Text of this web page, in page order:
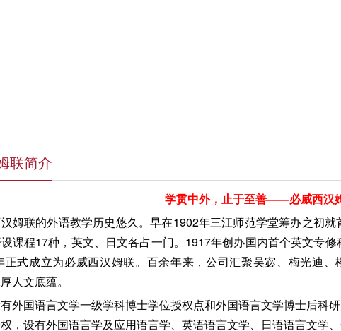
联简介
学贯中外，止于至善——必威西汉
姆联的外语教学历史悠久。早在1902年三江师范学堂筹办之初
课程17种，英文、日文各占一门。1917年创办国内首个英文专
正式成立为必威西汉姆联。百余年来，公司汇聚吴宓、梅光迪、
人文底蕴。
外国语言文学一级学科博士学位授权点和外国语言文学博士后科
，设有外国语言学及应用语言学、英语语言文学、日语语言文学